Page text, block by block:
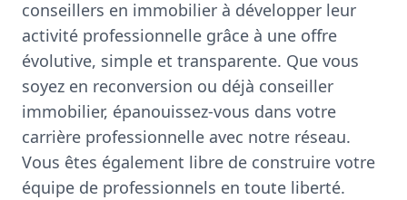
conseillers en immobilier à développer leur
activité professionnelle grâce à une offre
évolutive, simple et transparente. Que vous
soyez en reconversion ou déjà conseiller
immobilier, épanouissez-vous dans votre
carrière professionnelle avec notre réseau.
Vous êtes également libre de construire votre
équipe de professionnels en toute liberté.